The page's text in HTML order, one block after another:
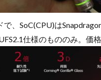
、SoC(CPU)は
仕様のもののみ。価